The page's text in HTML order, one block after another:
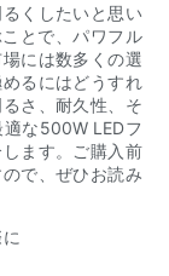
くしたいと思い
とで、パワフル
には数多くの選
るにはどうすれ
さ、耐久性、そ
な500W LEDフ
ます。ご購入前
で、ぜひお読み